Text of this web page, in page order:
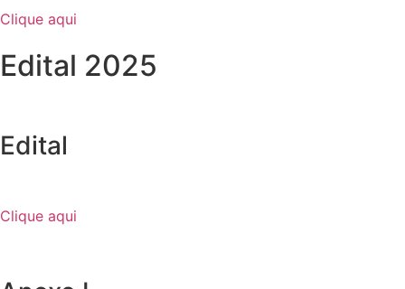
Clique aqui
Edital 2025
Edital
Clique aqui